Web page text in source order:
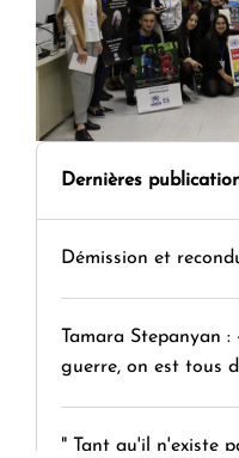
Dernières
Démission et
Tamara Stepanyan
guerre, on est tous
" Tant qu'il n'existe